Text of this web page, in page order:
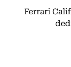
Ferrari